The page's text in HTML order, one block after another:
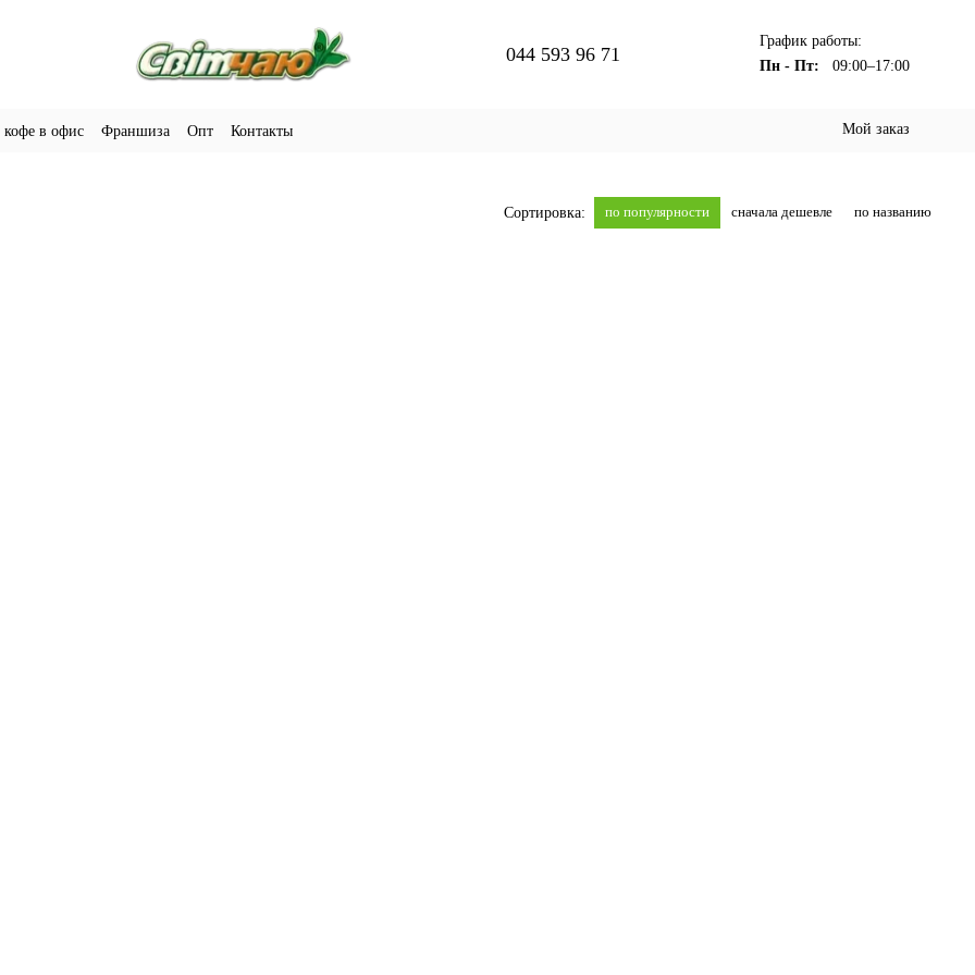
044 593 96 71
График работы:
Пн - Пт:
09:00–17:00
в офис Франшиза Опт Контакты Мой заказ
Сортировка: по популярности сначала дешевле по названию